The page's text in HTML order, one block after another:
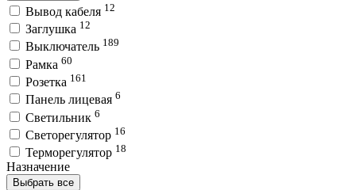
Вывод кабеля 12
Заглушка 12
Выключатель 189
Рамка 60
Розетка 161
Панель лицевая 6
Светильник 6
Светорегулятор 16
Терморегулятор 18
Назначение
Выбрать все